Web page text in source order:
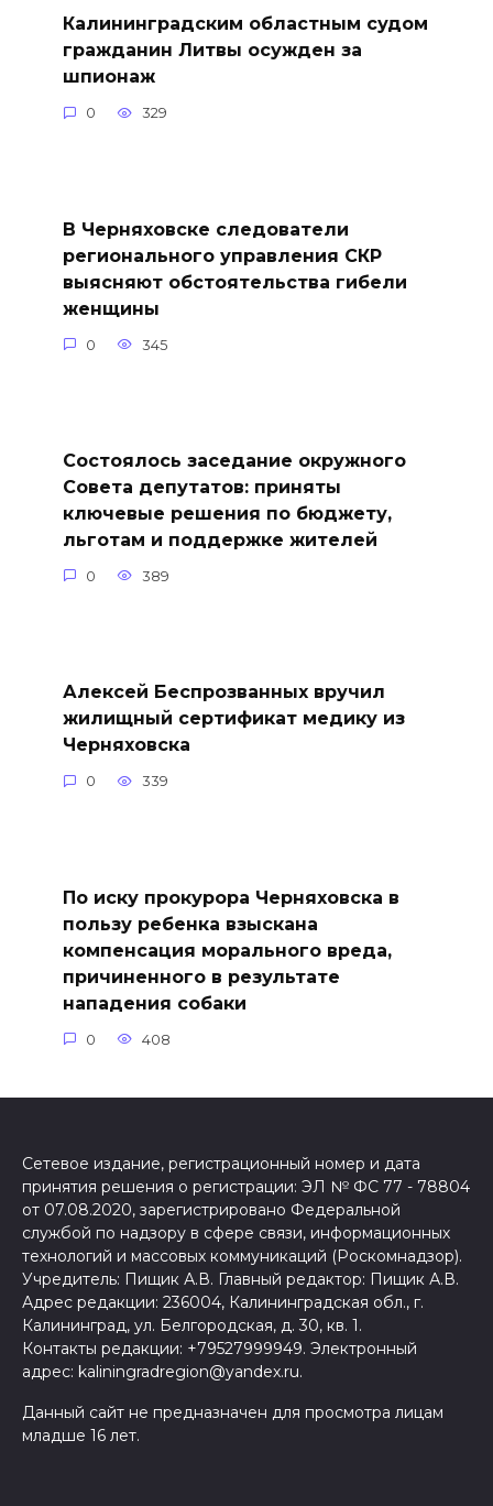
Калининградским областным судом
гражданин Литвы осужден за
шпионаж
0 329
В Черняховске следователи
регионального управления СКР
выясняют обстоятельства гибели
женщины
0 345
Состоялось заседание окружного
Совета депутатов: приняты
ключевые решения по бюджету,
льготам и поддержке жителей
0 389
Алексей Беспрозванных вручил
жилищный сертификат медику из
Черняховска
0 339
По иску прокурора Черняховска в
пользу ребенка взыскана
компенсация морального вреда,
причиненного в результате
нападения собаки
0 408
Сетевое издание, регистрационный номер и дата
принятия решения о регистрации: ЭЛ № ФС 77 - 78804
от 07.08.2020, зарегистрировано Федеральной
службой по надзору в сфере связи, информационных
технологий и массовых коммуникаций (Роскомнадзор).
Учредитель: Пищик А.В. Главный редактор: Пищик А.В.
Адрес редакции: 236004, Калининградская обл., г.
Калининград, ул. Белгородская, д. 30, кв. 1.
Контакты редакции: +79527999949. Электронный
адрес: kaliningradregion@yandex.ru.
Данный сайт не предназначен для просмотра лицам
младше 16 лет.